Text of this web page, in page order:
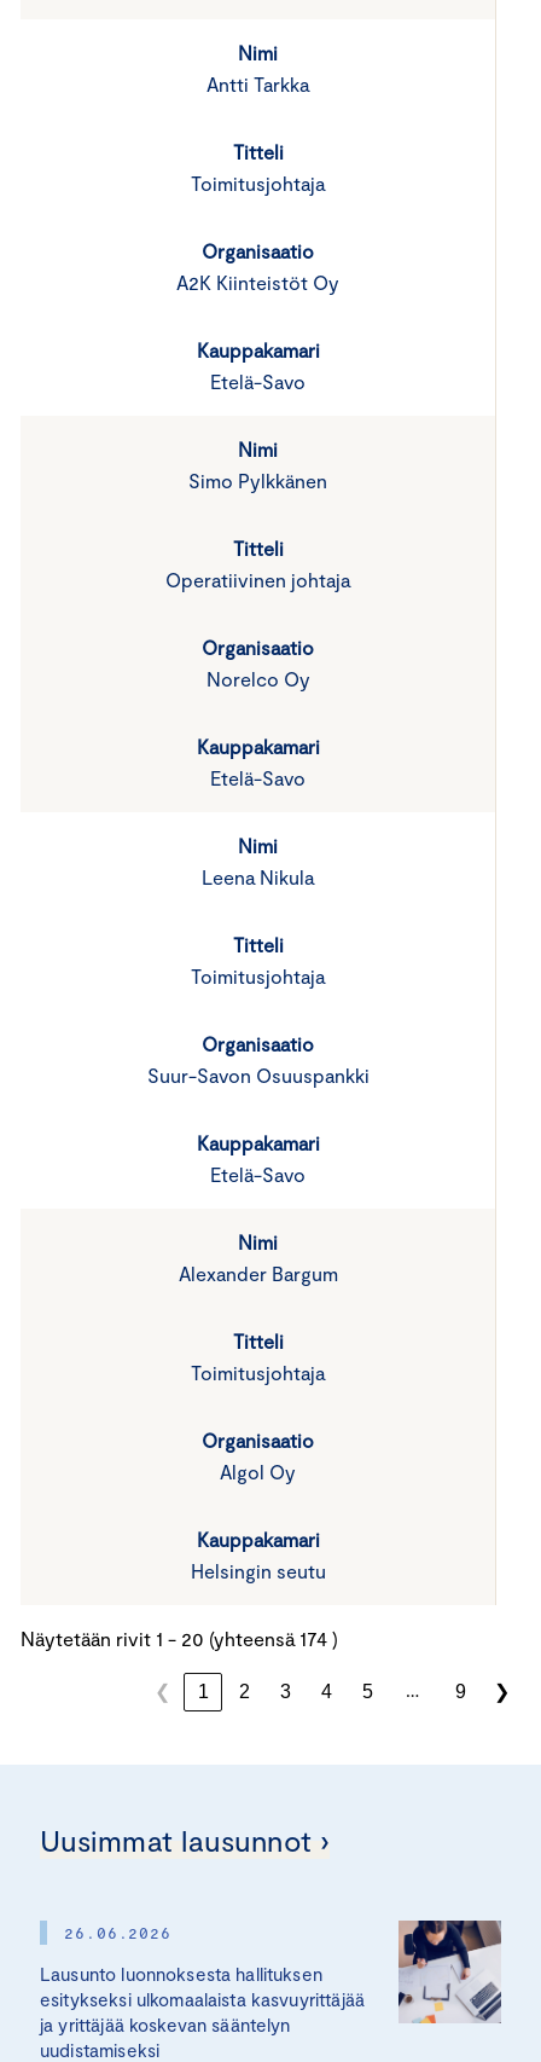
Antti Tarkka
Toimitusjohtaja
A2K Kiinteistöt Oy
Etelä-Savo
Simo Pylkkänen
Operatiivinen johtaja
Norelco Oy
Etelä-Savo
Leena Nikula
Toimitusjohtaja
Suur-Savon Osuuspankki
Etelä-Savo
Alexander Bargum
Toimitusjohtaja
Algol Oy
Helsingin seutu
Näytetään rivit 1 - 20 (yhteensä 174 )
❮ 1 2 3 4 5 … 9 ❯
Uusimmat lausunnot ›
26.06.2026
Lausunto luonnoksesta hallituksen
esitykseksi ulkomaalaista kasvuyrittäjää
ja yrittäjää koskevan sääntelyn
uudistamiseksi